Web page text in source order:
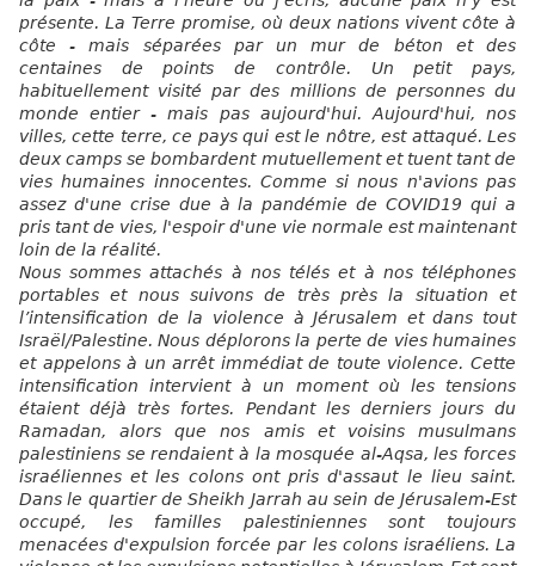
présente. La Terre promise, où deux nations vivent côte à
côte - mais séparées par un mur de béton et des
centaines de points de contrôle. Un petit pays,
habituellement visité par des millions de personnes du
monde entier - mais pas aujourd'hui. Aujourd'hui, nos
villes, cette terre, ce pays qui est le nôtre, est attaqué. Les
deux camps se bombardent mutuellement et tuent tant de
vies humaines innocentes. Comme si nous n'avions pas
assez d'une crise due à la pandémie de COVID19 qui a
pris tant de vies, l'espoir d'une vie normale est maintenant
loin de la réalité.
Nous sommes attachés à nos télés et à nos téléphones
portables et nous suivons de très près la situation et
l’intensification de la violence à Jérusalem et dans tout
Israël/Palestine. Nous déplorons la perte de vies humaines
et appelons à un arrêt immédiat de toute violence. Cette
intensification intervient à un moment où les tensions
étaient déjà très fortes. Pendant les derniers jours du
Ramadan, alors que nos amis et voisins musulmans
palestiniens se rendaient à la mosquée al-Aqsa, les forces
israéliennes et les colons ont pris d'assaut le lieu saint.
Dans le quartier de Sheikh Jarrah au sein de Jérusalem-Est
occupé, les familles palestiniennes sont toujours
menacées d'expulsion forcée par les colons israéliens. La